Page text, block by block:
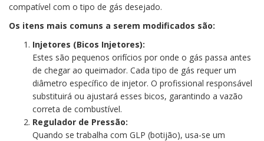
compatível com o tipo de gás desejado.
Os itens mais comuns a serem modificados são:
Injetores (Bicos Injetores):
Estes são pequenos orifícios por onde o gás passa antes
de chegar ao queimador. Cada tipo de gás requer um
diâmetro específico de injetor. O profissional responsável
substituirá ou ajustará esses bicos, garantindo a vazão
correta de combustível.
Regulador de Pressão:
Quando se trabalha com GLP (botijão), usa-se um